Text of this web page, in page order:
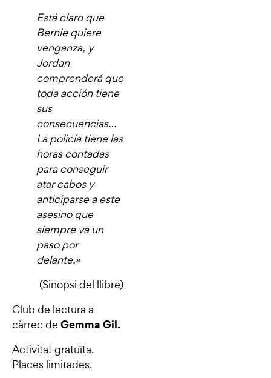
Está claro que
Bernie quiere
venganza, y
Jordan
comprenderá que
toda acción tiene
sus
consecuencias…
La policía tiene las
horas contadas
para conseguir
atar cabos y
anticiparse a este
asesino que
siempre va un
paso por
delante.»
(Sinopsi del llibre)
Club de lectura a
càrrec de Gemma Gil.
Activitat gratuïta.
Places limitades.